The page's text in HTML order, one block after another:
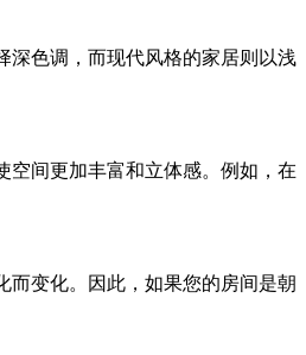
深色调，而现代风格的家居则以浅
空间更加丰富和立体感。例如，在
而变化。因此，如果您的房间是朝